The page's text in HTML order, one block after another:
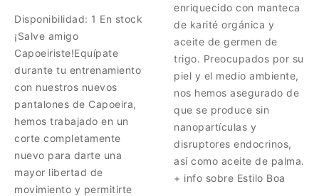
Disponibilidad: 1 En stock
¡Salve amigo
Capoeiriste!Equípate
durante tu entrenamiento
con nuestros nuevos
pantalones de Capoeira,
hemos trabajado en un
corte completamente
nuevo para darte una
mayor libertad de
movimiento y permitirte
enriquecido con manteca
de karité orgánica y
aceite de germen de
trigo. Preocupados por su
piel y el medio ambiente,
nos hemos asegurado de
que se produce sin
nanopartículas y
disruptores endocrinos,
así como aceite de palma.
+ info sobre Estilo Boa